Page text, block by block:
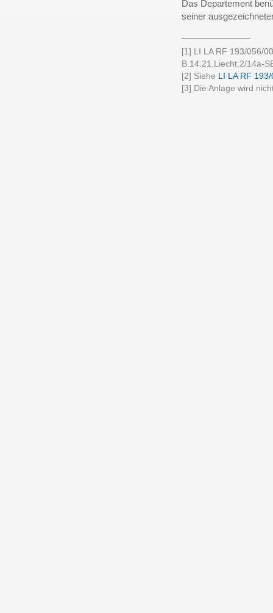
Das Departement
seiner
[1] LI LA RF 193/056/
B.14.21.Liecht.2/14a-
[2] Siehe LI LA RF
[3] Die Anlage wird